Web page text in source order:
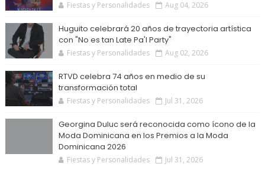
Fiestas y Personalidades Aug 04, 2026
Huguito celebrará 20 años de trayectoria artística
con "No es tan Late Pa'l Party"
Fiestas y Personalidades Aug 02, 2026
RTVD celebra 74 años en medio de su
transformación total
Fiestas y Personalidades Jul 31, 2026
Georgina Duluc será reconocida como ícono de la
Moda Dominicana en los Premios a la Moda
Dominicana 2026
Fiestas y Personalidades Jul 31, 2026